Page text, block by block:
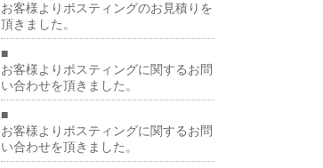
お客様よりポスティングのお見積りを
頂きました。
■
お客様よりポスティングに関するお問
い合わせを頂きました。
■
お客様よりポスティングに関するお問
い合わせを頂きました。